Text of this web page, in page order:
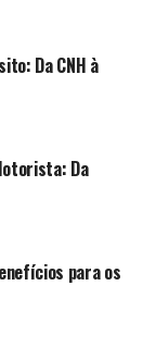
Da CNH à
Da
para os